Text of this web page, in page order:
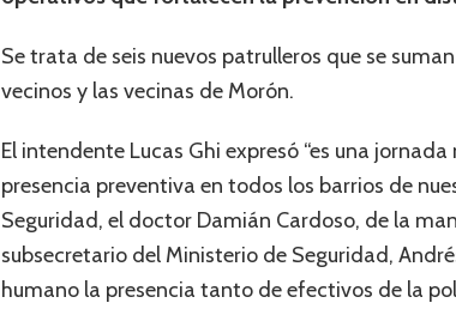
Se trata de seis nuevos patrulleros que se
vecinos y las vecinas de Morón.
El intendente Lucas Ghi expresó “es una
presencia preventiva en todos los barrios de
Seguridad, el doctor Damián Cardoso, de la
subsecretario del Ministerio de Seguridad,
humano la presencia tanto de efectivos de la